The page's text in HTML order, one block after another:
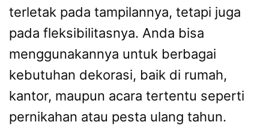
terletak pada tampilannya, tetapi juga
pada fleksibilitasnya. Anda bisa
menggunakannya untuk berbagai
kebutuhan dekorasi, baik di rumah,
kantor, maupun acara tertentu seperti
pernikahan atau pesta ulang tahun.